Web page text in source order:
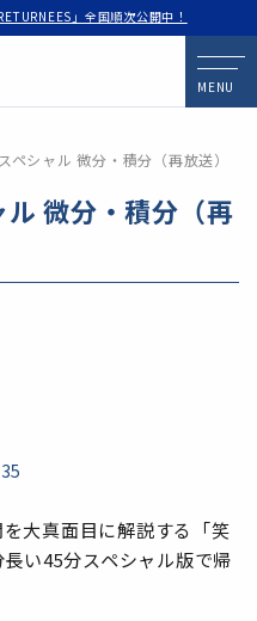
」全国順次公開中！
MENU
ペシャル 微分・積分（再放送）
微分・積分（再
大真面目に解説する「笑
い45分スペシャル版で帰